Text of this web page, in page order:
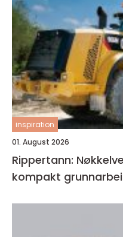
inspiration
01. August 2026
Rippertann:
kompakt